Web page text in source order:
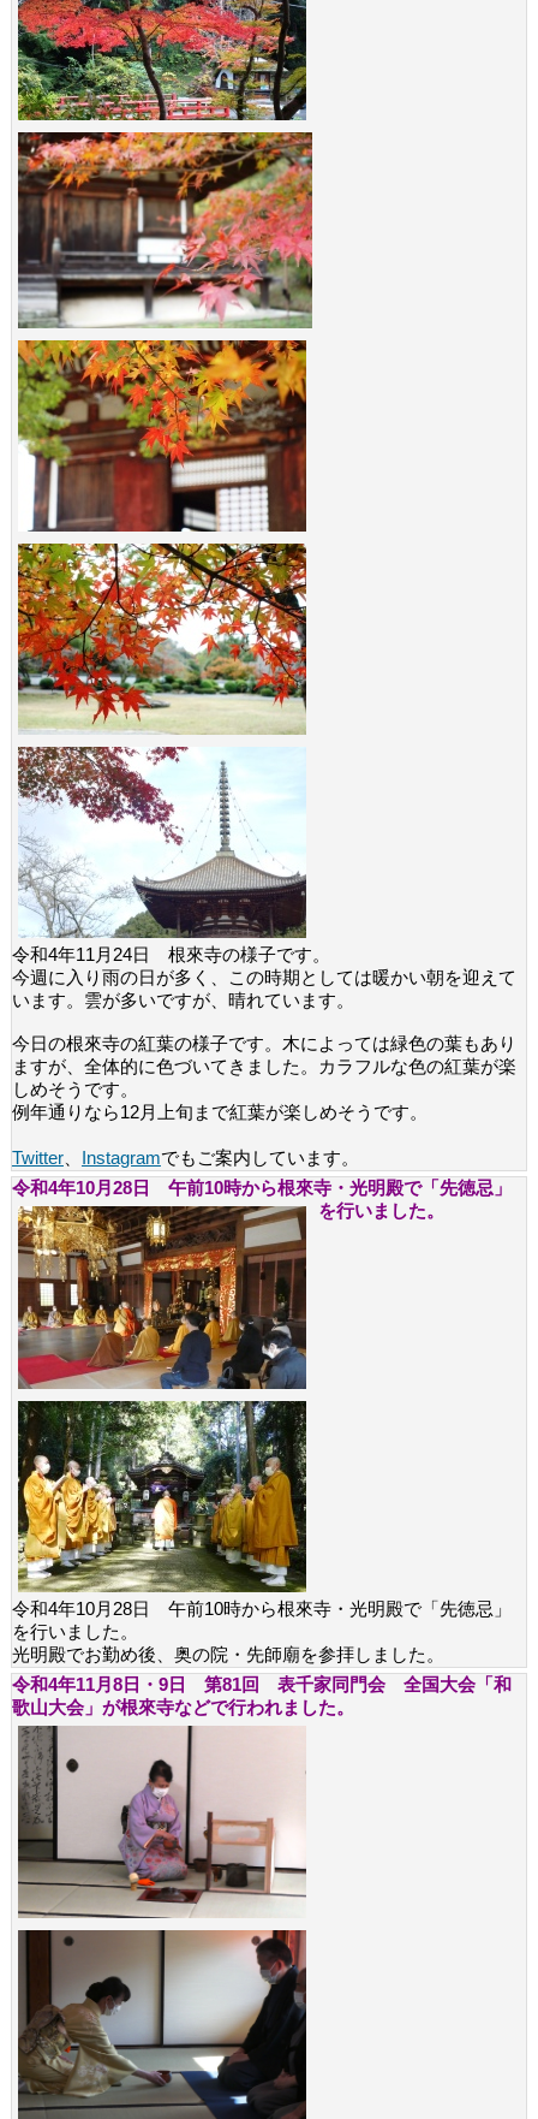
令和4年11月24日 根來寺の様子です。
今週に入り雨の日が多く、この時期としては暖かい朝を迎えて
います。雲が多いですが、晴れています。
今日の根來寺の紅葉の様子です。木によっては緑色の葉もあり
ますが、全体的に色づいてきました。カラフルな色の紅葉が楽
しめそうです。
例年通りなら12月上旬まで紅葉が楽しめそうです。
Twitter、 Instagramでもご案内しています。
令和4年10月28日 午前10時から根來寺・光明殿で「先徳忌」
を行いました。
令和4年10月28日 午前10時から根來寺・光明殿で「先徳忌」
を行いました。
光明殿でお勤め後、奥の院・先師廟を参拝しました。
令和4年11月8日・9日 第81回 表千家同門会 全国大会「和
歌山大会」が根來寺などで行われました。